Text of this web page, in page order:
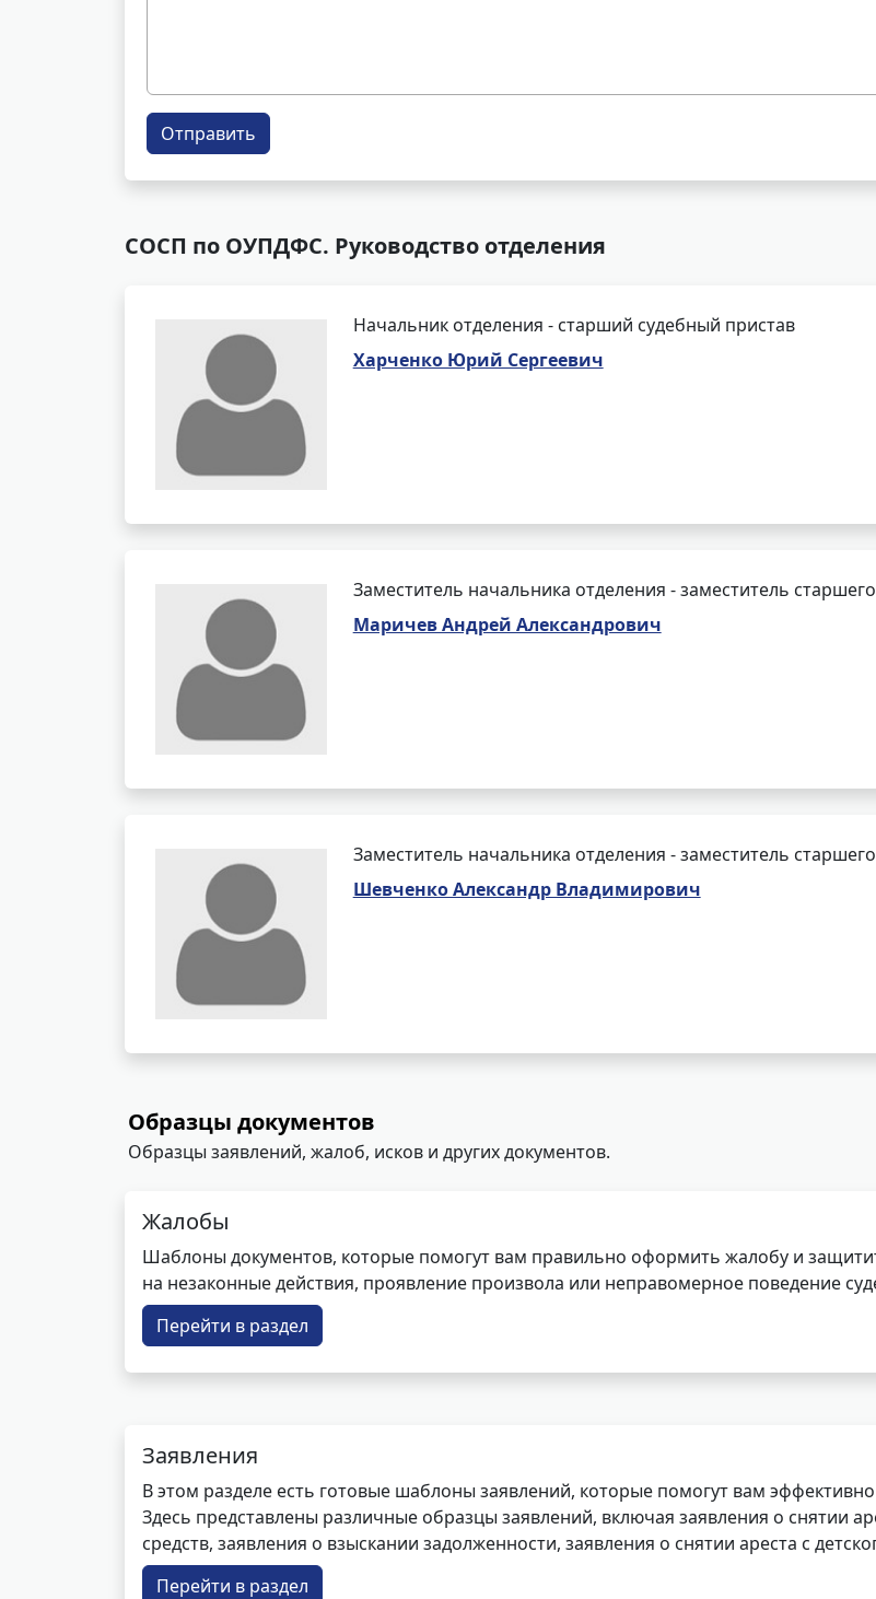
Отправить
СОСП по ОУПДФС. Руководство отделения
Начальник отделения - старший судебный пристав
Харченко Юрий Сергеевич
Заместитель начальника отделения - заместитель
Маричев Андрей Александрович
Заместитель начальника отделения - заместитель
Шевченко Александр Владимирович
Образцы документов
Образцы заявлений, жалоб, исков и других документов.
Жалобы
Шаблоны документов, которые помогут вам правильно оформить жалобу и
на незаконные действия, проявление произвола или неправомерное поведение
Перейти в раздел
Заявления
В этом разделе есть готовые шаблоны заявлений, которые помогут вам
Здесь представлены различные образцы заявлений, включая заявления о снятии
средств, заявления о взыскании задолженности, заявления о снятии ареста с
Перейти в раздел